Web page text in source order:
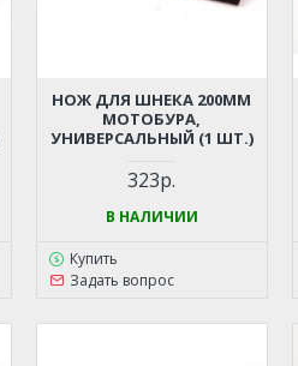
НОЖ ДЛЯ ШНЕКА 200ММ
МОТОБУРА,
УНИВЕРСАЛЬНЫЙ (1 ШТ.)
323р.
В НАЛИЧИИ
Купить
Задать вопрос